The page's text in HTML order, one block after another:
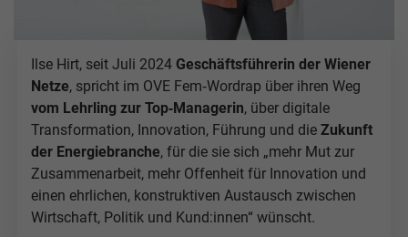
Ilse Hirt, seit Juli 2024 Geschäftsführerin der Wiener
Netze, spricht im OVE Fem‑Wordrap über ihren Weg
vom Lehrling zur Top‑Managerin, über digitale
Transformation, Innovation, Führung und die Zukunft
der Energiebranche, für die sie sich „mehr Mut zur
Zusammenarbeit, mehr Offenheit für Innovation und
einen ehrlichen, konstruktiven Austausch zwischen
Wirtschaft, Politik und Kund:innen“ wünscht.